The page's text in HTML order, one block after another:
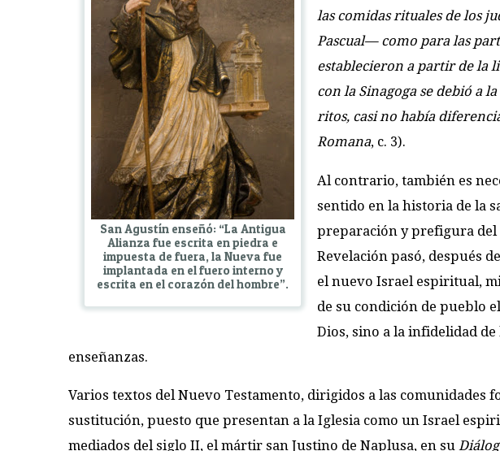
San Agustín enseñó: “La Antigua
Alianza fue escrita en piedra e
impuesta de fuera, la Nueva fue
implantada en el fuero interno y
escrita en el corazón del hombre”.
las comidas rituales de los
Pascual— como para las
establecieron a partir de la
con la Sinagoga se debió a
ritos, casi no había
Romana, c. 3).
Al contrario, también es
sentido en la historia de la
preparación y prefigura del
Revelación pasó, después
el nuevo Israel espiritual,
de su condición de pueblo
Dios, sino a la infidelidad
enseñanzas.
Varios textos del Nuevo Testamento, dirigidos a las comunidades
sustitución, puesto que presentan a la Iglesia como un Israel
mediados del siglo II, el mártir san Justino de Naplusa, en su